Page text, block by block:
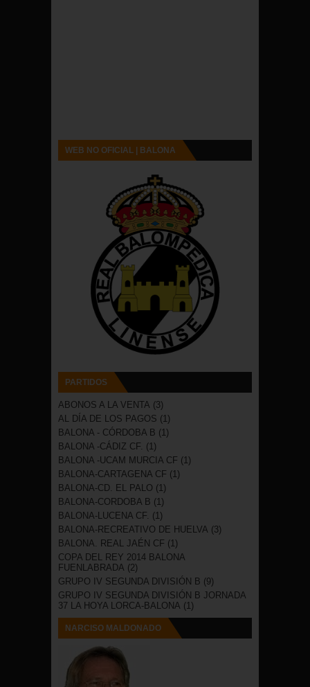
WEB NO OFICIAL | BALONA
PARTIDOS
ABONOS A LA VENTA (3)
AL DÍA DE LOS PAGOS (1)
BALONA - CÓRDOBA B (1)
BALONA -CÁDIZ CF. (1)
BALONA -UCAM MURCIA CF (1)
BALONA-CARTAGENA CF (1)
BALONA-CD. EL PALO (1)
BALONA-CORDOBA B (1)
BALONA-LUCENA CF. (1)
BALONA-RECREATIVO DE HUELVA (3)
BALONA. REAL JAÉN CF (1)
COPA DEL REY 2014 BALONA
FUENLABRADA (2)
GRUPO IV SEGUNDA DIVISIÓN B (9)
GRUPO IV SEGUNDA DIVISIÓN B JORNADA
37 LA HOYA LORCA-BALONA (1)
NARCISO MALDONADO